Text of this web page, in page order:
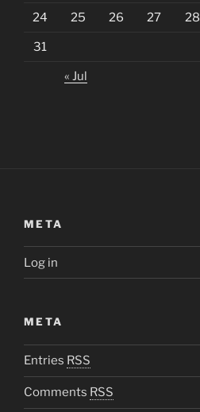
24 25 26 27 28
31
« Jul
META
Log in
META
Entries RSS
Comments RSS